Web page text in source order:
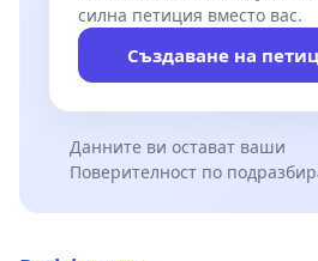
силна петиция вместо вас.
Създаване на
Данните ви остават ваши
Поверителност по